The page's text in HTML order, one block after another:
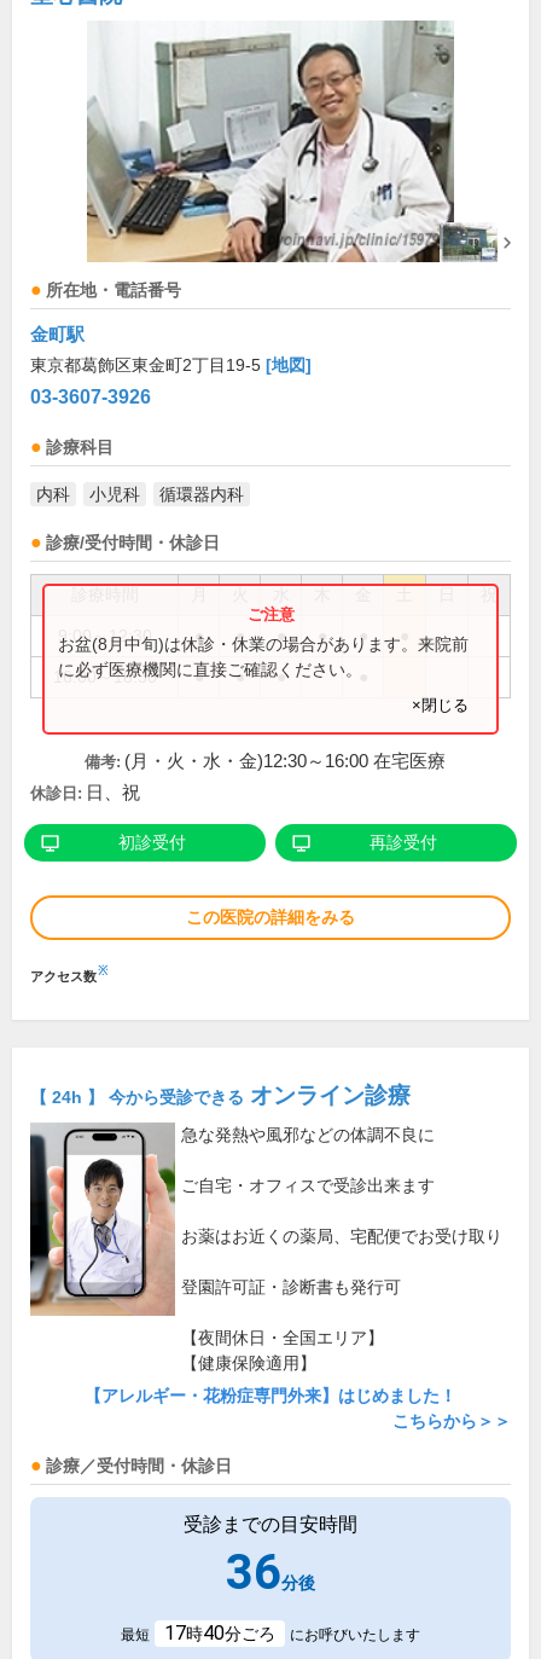
所在地・電話番号
金町駅
東京都葛飾区東金町2丁目19-5 [地図]
03-3607-3926
診療科目
内科 小児科 循環器内科
診療/受付時間・休診日
祝
9:00～12:30 ● ● ● ● ●
16:00～18:30 ● ● ●
お盆(8月中旬)は休診・休業の場合があります。来院前
に必ず医療機関に直接ご確認ください。
×閉じる
備考: (月・火・水・金)12:30～16:00 在宅医療
休診日: 日、祝
初診受付 再診受付
この医院の詳細をみる
アクセス数※
【 24h 】 今から受診できる オンライン診療
急な発熱や風邪などの体調不良に
ご自宅・オフィスで受診出来ます
お薬はお近くの薬局、宅配便でお受け取り
登園許可証・診断書も発行可
【夜間休日・全国エリア】
【健康保険適用】
【アレルギー・花粉症専門外来】はじめました！
こちらから＞＞
診療／受付時間・休診日
受診までの目安時間
36分後
最短 17時40分ごろ にお呼びいたします